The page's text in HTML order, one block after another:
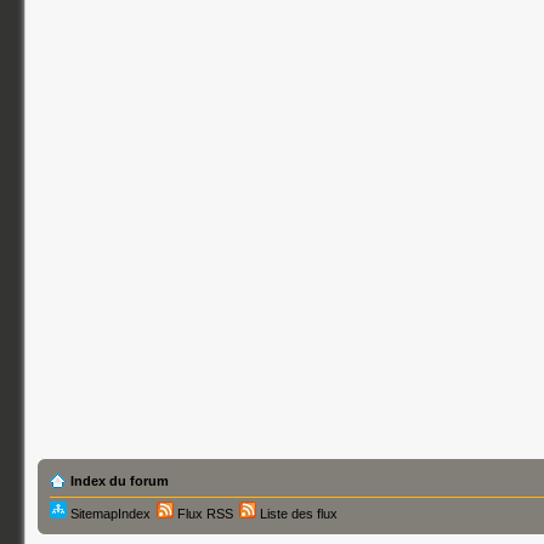
Index du forum
SitemapIndex Flux RSS Liste des flux